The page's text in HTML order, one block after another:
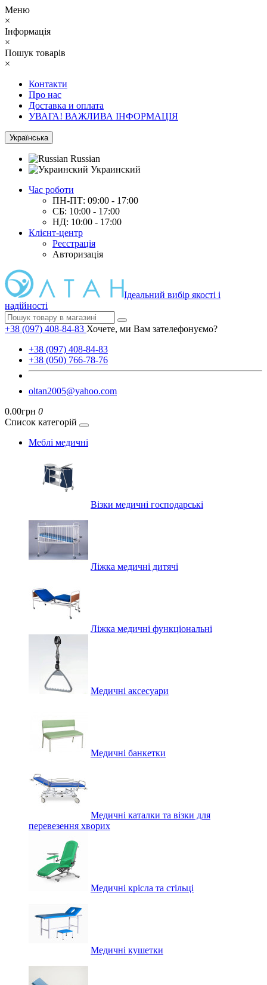
Меню
×
Інформація
×
Пошук товарів
×
Контакти
Про нас
Доставка и оплата
УВАГА! ВАЖЛИВА ІНФОРМАЦІЯ
Українська
Russian
Украинский
Час роботи
ПН-ПТ: 09:00 - 17:00
СБ: 10:00 - 17:00
НД: 10:00 - 17:00
Клієнт-центр
Реєстрація
Авторизація
Ідеальний вибір якості і
надійності
+38 (097) 408-84-83 Хочете, ми Вам зателефонуємо?
+38 (097) 408-84-83
+38 (050) 766-78-76
oltan2005@yahoo.com
0.00грн 0
Список категорій
Меблі медичні
Візки медичні господарські
Ліжка медичні дитячі
Ліжка медичні функціональні
Медичні аксесуари
Медичні банкетки
Медичні каталки та візки для
перевезення хворих
Медичні крісла та стільці
Медичні кушетки